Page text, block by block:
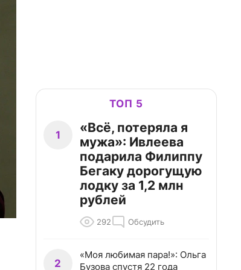
ТОП 5
1
«Всё, потеряла я
мужа»: Ивлеева
подарила Филиппу
Бегаку дорогущую
лодку за 1,2 млн
рублей
292 Обсудить
2
«Моя любимая пара!»: Ольга
Бузова спустя 22 года